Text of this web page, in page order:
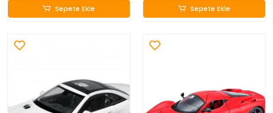
Sepete Ekle Sepete Ekle